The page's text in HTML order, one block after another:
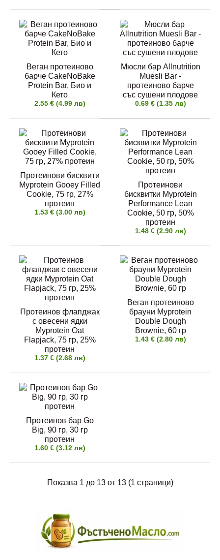
Протеинова бисквита Myprotein Extra Cookie, 75
гр, 50% протеин
2.00 € (3.91 лв)
Шампионът в категория високо протеинови
Протеиново барче Myprotein Impact Protein Bar,
64 гр, 31% протеин
1.90 € (3.72 лв)
Myprotein "Impact Protein Bar" е протеиново
барче със слой карамел и п..
Веган протеинови бисквити Myprotein Vegan
Baked Cookies, 75 гр
Myprotein "Vegan Baked Cookies" е протеинова
бисквитка за вегани с пар..
Веган протеиново
барче CakeNoBake
Protein Bar, Био и
Кето
2.55 € (4.99 лв)
Мюсли бар Allnutrition
Muesli Bar -
протеиново барче
със сушени плодове
0.69 € (1.35 лв)
Протеинови бисквити
Myprotein Gooey Filled
Cookie, 75 гр, 27%
протеин
1.53 € (3.00 лв)
Протеинови
бисквитки Myprotein
Performance Lean
Cookie, 50 гр, 50%
протеин
1.48 € (2.90 лв)
Протеинов флапджак
с овесени ядки
Myprotein Oat
Flapjack, 75 гр, 25%
протеин
1.37 € (2.68 лв)
Веган протеиново
брауни Myprotein
Double Dough
Brownie, 60 гр
1.43 € (2.80 лв)
Протеинов бар Go
Big, 90 гр, 30 гр
протеин
1.60 € (3.12 лв)
Показва 1 до 13 от 13 (1 страници)